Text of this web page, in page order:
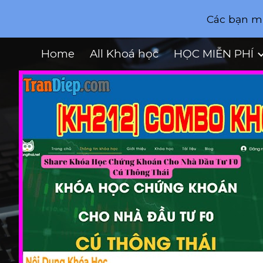
Các bạn
Home All Khoá học HỌC MIỄN PHÍ